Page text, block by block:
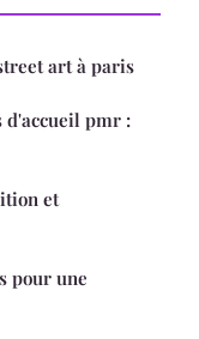
art à paris
d'accueil pmr :
et
pour une